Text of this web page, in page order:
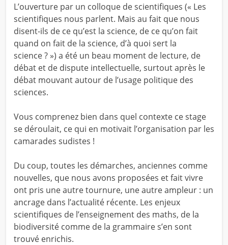
L’ouverture par un colloque de scientifiques (« Les
scientifiques nous parlent. Mais au fait que nous
disent-ils de ce qu’est la science, de ce qu’on fait
quand on fait de la science, d’à quoi sert la
science ? ») a été un beau moment de lecture, de
débat et de dispute intellectuelle, surtout après le
débat mouvant autour de l’usage politique des
sciences.
Vous comprenez bien dans quel contexte ce stage
se déroulait, ce qui en motivait l’organisation par les
camarades sudistes !
Du coup, toutes les démarches, anciennes comme
nouvelles, que nous avons proposées et fait vivre
ont pris une autre tournure, une autre ampleur : un
ancrage dans l’actualité récente. Les enjeux
scientifiques de l’enseignement des maths, de la
biodiversité comme de la grammaire s’en sont
trouvé enrichis.